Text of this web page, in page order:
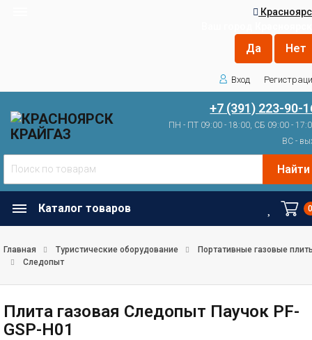
Вход
+7 (391) 223-90-
ПН - ПТ 09:00 - 18:00, СБ 09:00 -
ВС -
Найти
Каталог товаров
Главная Туристические оборудование
Портативные газовые
Следопыт
Плита газовая Следопыт Паучок PF-
GSP-Н01